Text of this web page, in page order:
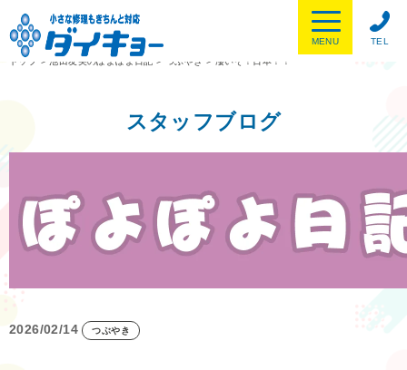
TEL
MENU
トップ
> 池田友美のぽよぽよ日記 > つぶやき > 凄いぞ！日本！！
スタッフブログ
2026/02/14 つぶやき